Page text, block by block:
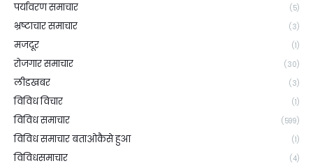
पर्यावरण समाचार (5)
भ्रष्टाचार समाचार (3)
मजदूर (1)
रोजगार समाचार (30)
लीडखबर (3)
विविध विचार (1)
विविध समाचार (599)
विविध समाचार बताओकैसे हुआ (1)
विविधसमाचार (4)